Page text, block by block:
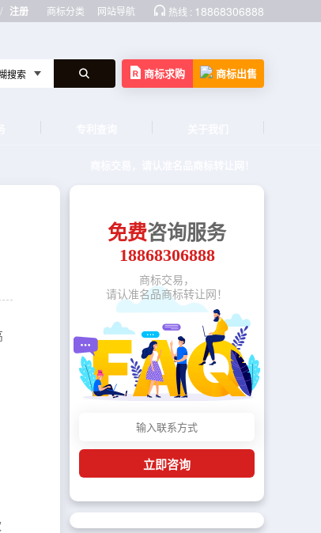
/ 注册 商标分类 网站导航 热线 : 18868306888
商标求购 商标出售
免费咨询服务
18868306888
商标交易，
请认准名品商标转让网！
立即咨询